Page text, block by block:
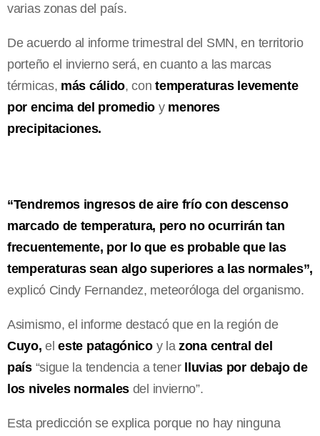
varias zonas del país.
De acuerdo al informe trimestral del SMN, en territorio
porteño el invierno será, en cuanto a las marcas
térmicas, más cálido, con temperaturas levemente
por encima del promedio y menores
precipitaciones.
“Tendremos ingresos de aire frío con descenso
marcado de temperatura, pero no ocurrirán tan
frecuentemente, por lo que es probable que las
temperaturas sean algo superiores a las normales”,
explicó Cindy Fernandez, meteoróloga del organismo.
Asimismo, el informe destacó que en la región de
Cuyo, el este patagónicoy la zona central del
país“sigue la tendencia a tenerlluvias por debajo de
los niveles normales del invierno”.
Esta predicción se explica porque no hay ninguna